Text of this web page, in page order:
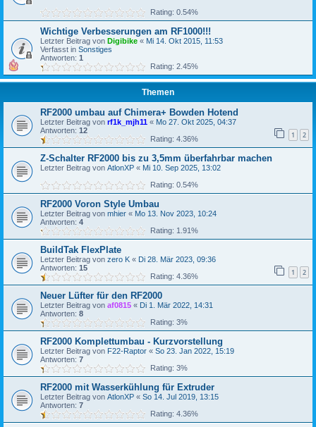
Rating: 0.54%
Wichtige Verbesserungen am RF1000!!!
Letzter Beitrag von Digibike « Mi 14. Okt 2015, 11:53
Verfasst in Sonstiges
Antworten: 1
Rating: 2.45%
Themen
RF2000 umbau auf Chimera+ Bowden Hotend
Letzter Beitrag von rf1k_mjh11 « Mo 27. Okt 2025, 04:37
Antworten: 12 1 2
Rating: 4.36%
Z-Schalter RF2000 bis zu 3,5mm überfahrbar machen
Letzter Beitrag von AtlonXP « Mi 10. Sep 2025, 13:02
Rating: 0.54%
RF2000 Voron Style Umbau
Letzter Beitrag von mhier « Mo 13. Nov 2023, 10:24
Antworten: 4
Rating: 1.91%
BuildTak FlexPlate
Letzter Beitrag von zero K « Di 28. Mär 2023, 09:36
Antworten: 15 1 2
Rating: 4.36%
Neuer Lüfter für den RF2000
Letzter Beitrag von af0815 « Di 1. Mär 2022, 14:31
Antworten: 8
Rating: 3%
RF2000 Komplettumbau - Kurzvorstellung
Letzter Beitrag von F22-Raptor « So 23. Jan 2022, 15:19
Antworten: 7
Rating: 3%
RF2000 mit Wasserkühlung für Extruder
Letzter Beitrag von AtlonXP « So 14. Jul 2019, 13:15
Antworten: 7
Rating: 4.36%